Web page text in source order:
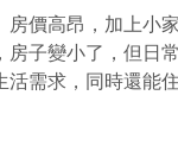
房價高昂，加上小
房子變小了，但日
活需求，同時還能